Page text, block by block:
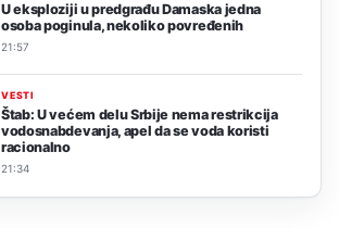
U eksploziji u predgrađu Damaska jedna
osoba poginula, nekoliko povređenih
21:57
VESTI
Štab: U većem delu Srbije nema restrikcija
vodosnabdevanja, apel da se voda koristi
racionalno
21:34